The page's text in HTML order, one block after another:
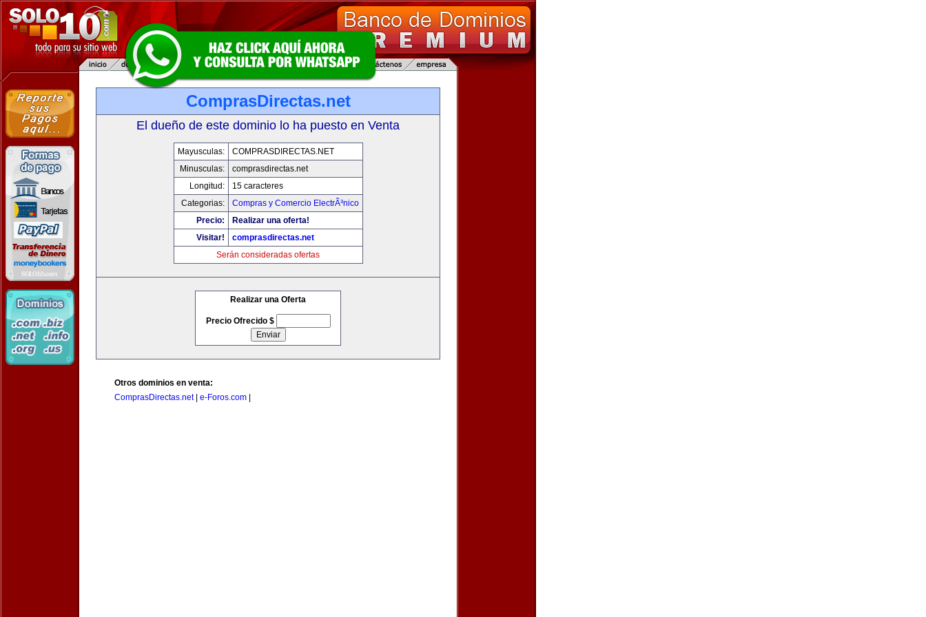
ComprasDirectas.net
El dueño de este dominio lo ha puesto en Venta
Mayusculas:
COMPRASDIRECTAS.NET
Minusculas:
comprasdirectas.net
Longitud:
15 caracteres
Categorias:
Compras y Comercio ElectrÃ³nico
Precio:
Realizar una oferta!
Visitar!
comprasdirectas.net
Serán consideradas ofertas
Realizar una Oferta
Precio Ofrecido $
Otros dominios en venta:
ComprasDirectas.net| e-Foros.com